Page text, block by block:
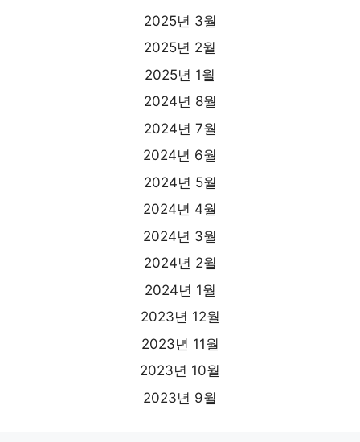
2025년 3월
2025년 2월
2025년 1월
2024년 8월
2024년 7월
2024년 6월
2024년 5월
2024년 4월
2024년 3월
2024년 2월
2024년 1월
2023년 12월
2023년 11월
2023년 10월
2023년 9월